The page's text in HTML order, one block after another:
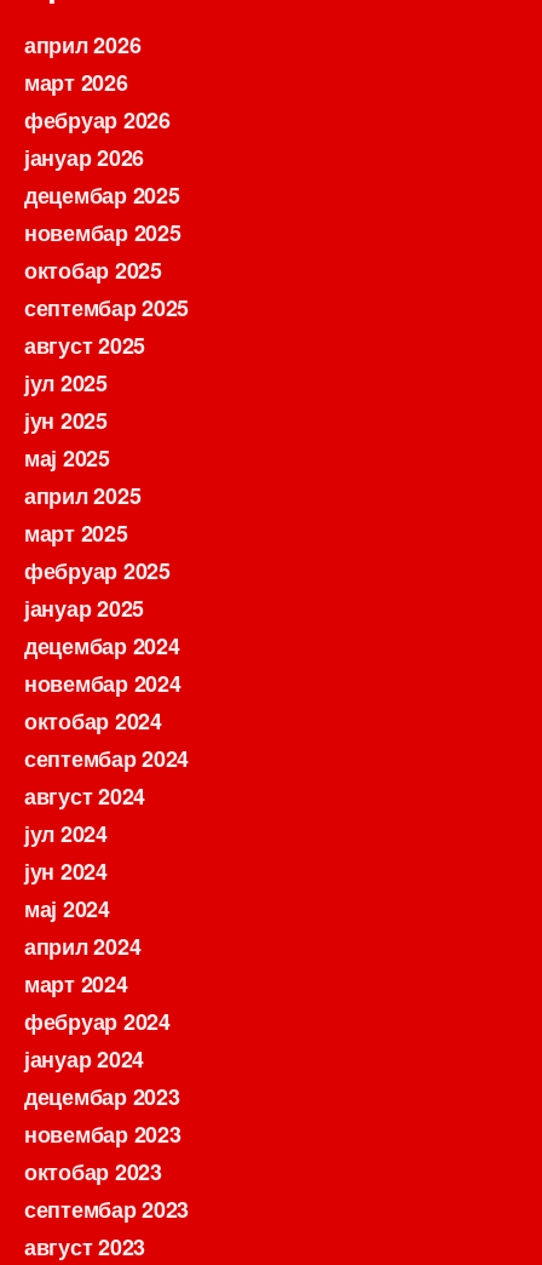
април 2026
март 2026
фебруар 2026
јануар 2026
децембар 2025
новембар 2025
октобар 2025
септембар 2025
август 2025
јул 2025
јун 2025
мај 2025
април 2025
март 2025
фебруар 2025
јануар 2025
децембар 2024
новембар 2024
октобар 2024
септембар 2024
август 2024
јул 2024
јун 2024
мај 2024
април 2024
март 2024
фебруар 2024
јануар 2024
децембар 2023
новембар 2023
октобар 2023
септембар 2023
август 2023